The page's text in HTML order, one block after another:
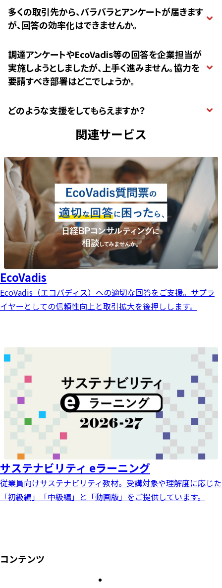
多くの取引先から、バラバラとアンケートが届きます
が、回答の効率化はできませんか。
調達アンケートやEcoVadis等の回答を企業担当が
実施しようとしましたが、上手く進みません。協力を
要請すべき部署はどこでしょうか。
どのような支援をしてもらえますか？
関連サービス
EcoVadis
EcoVadis（エコバディス）への適切な回答をご支援。サプラ
イヤーとしての信頼性向上と取引拡大を後押しします。
サステナビリティ eラーニング
従業員向けサステナビリティ教材。受講対象や理解度に応じた
「初級編」「中級編」と「動画版」をご提供しています。
コンテンツ